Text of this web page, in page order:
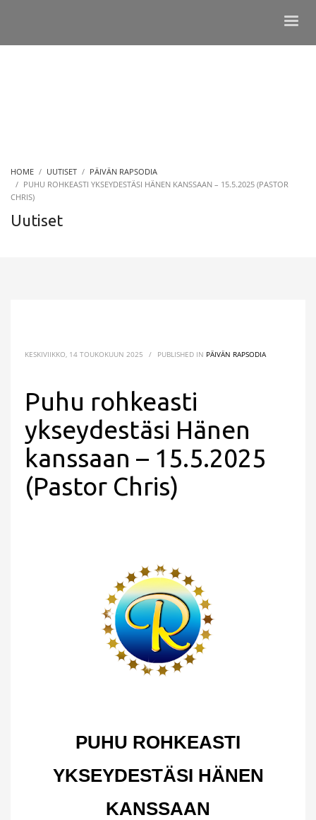
HOME UUTISET
PÄIVÄN RAPSODIA
PUHU ROHKEASTI YKSEYDESTÄSI HÄNEN KANSSAAN – 15.5.2025 (PASTOR
CHRIS)
Uutiset
KESKIVIIKKO, 14 TOUKOKUUN 2025 / PUBLISHED IN PÄIVÄN RAPSODIA
Puhu rohkeasti
ykseydestäsi Hänen
kanssaan – 15.5.2025
(Pastor Chris)
PUHU ROHKEASTI
YKSEYDESTÄSI HÄNEN
KANSSAAN